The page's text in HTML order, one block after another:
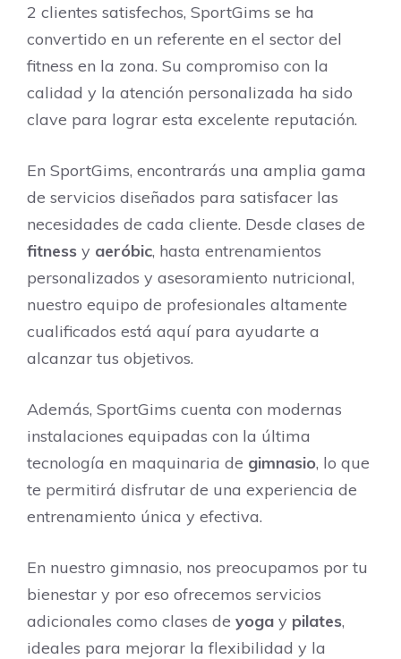
2 clientes satisfechos, SportGims se ha
convertido en un referente en el sector del
fitness en la zona. Su compromiso con la
calidad y la atención personalizada ha sido
clave para lograr esta excelente reputación.
En SportGims, encontrarás una amplia gama
de servicios diseñados para satisfacer las
necesidades de cada cliente. Desde clases de
fitness y aeróbic, hasta entrenamientos
personalizados y asesoramiento nutricional,
nuestro equipo de profesionales altamente
cualificados está aquí para ayudarte a
alcanzar tus objetivos.
Además, SportGims cuenta con modernas
instalaciones equipadas con la última
tecnología en maquinaria de gimnasio, lo que
te permitirá disfrutar de una experiencia de
entrenamiento única y efectiva.
En nuestro gimnasio, nos preocupamos por tu
bienestar y por eso ofrecemos servicios
adicionales como clases de yoga y pilates,
ideales para mejorar la flexibilidad y la